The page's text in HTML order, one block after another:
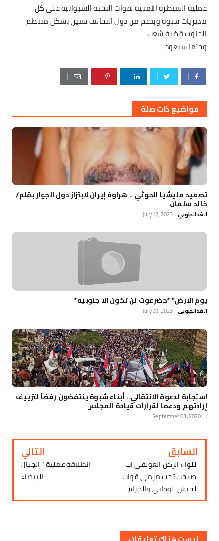
عملية السيطرة الامنية لقوات النخبة الشبوانية على كل
مديريات شبوة وبدعم من دول التحالف تسير، بشكل منتظم
الجنوب قضية شعب
وحتما سيعود
مواضيع ذات صلة
تصعيد مليشيا الحوثي .. هراوة إيران لابتزاز دول الجوار بقلم/
خالد سلمان
الغد الجنوبي July 12, 2023
يوم الارض* *حضرموت لن تكون الا جنوبيه*
الغد الجنوبي July 09, 2023
استجابة لدعوة الانتقالي.. أبناء شبوة ينتفضون رفضاً لتزييف
إرادتهم ودعما لقرارات قيادة المجلس
.
September 03, 2020
السابق
اللواء الركن العولقي اب
اصبحت تحت مرمى قوات
الجيش الوطني والحزام
التالي
انطلاقة عملية " الجبال
البيضاء